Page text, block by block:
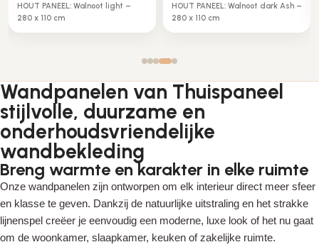
dark Ash –
280 x 110cm
110cm
Wandpanelen van Thuispaneel
stijlvolle, duurzame en
onderhoudsvriendelijke
wandbekleding
Breng warmte en karakter in elke ruimte
Onze wandpanelen zijn ontworpen om elk interieur direct meer sfeer
en klasse te geven. Dankzij de natuurlijke uitstraling en het strakke
lijnenspel creëer je eenvoudig een moderne, luxe look of het nu gaat
om de woonkamer, slaapkamer, keuken of zakelijke ruimte.